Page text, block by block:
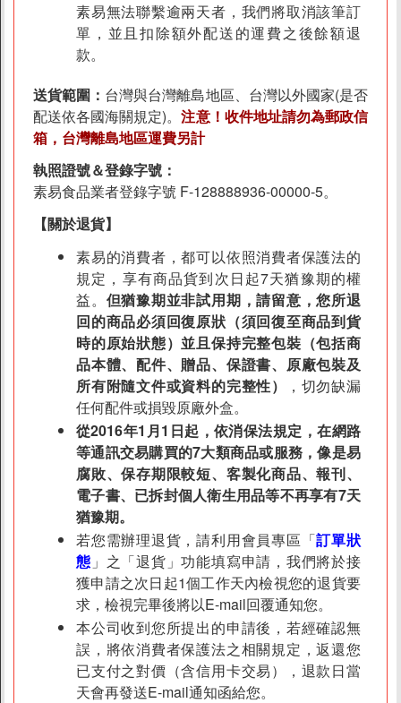
素易無法聯繫逾兩天者，我們將取消該筆訂
單，並且扣除額外配送的運費之後餘額退
款。
送貨範圍： 台灣與台灣離島地區、台灣以外國家(是否
配送依各國海關規定)。注意！收件地址請勿為郵政信
箱，台灣離島地區運費另計
執照證號＆登錄字號：
素易食品業者登錄字號 F-128888936-00000-5。
【關於退貨】
素易的消費者，都可以依照消費者保護法的
規定，享有商品貨到次日起7天猶豫期的權
益。 但猶豫期並非試用期，請留意，您所退
回的商品必須回復原狀（須回復至商品到貨
時的原始狀態）並且保持完整包裝（包括商
品本體、配件、贈品、保證書、原廠包裝及
所有附隨文件或資料的完整性）
，切勿缺漏
任何配件或損毀原廠外盒。
從2016年1月1日起，依消保法規定，在網路
等通訊交易購買的7大類商品或服務，像是易
腐敗、保存期限較短、客製化商品、報刊、
電子書、已拆封個人衛生用品等不再享有7天
猶豫期。
若您需辦理退貨，請利用會員專區「訂單狀
態 」之「退貨」功能填寫申請，我們將於接
獲申請之次日起1個工作天內檢視您的退貨要
求，檢視完畢後將以E-mail回覆通知您。
本公司收到您所提出的申請後，若經確認無
誤，將依消費者保護法之相關規定，返還您
已支付之對價（含信用卡交易），退款日當
天會再發送E-mail通知函給您。